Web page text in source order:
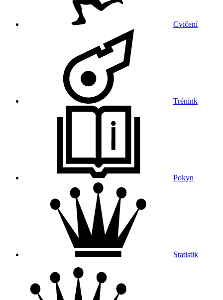
Cvičení
Trénink
Pokyn
Statistik